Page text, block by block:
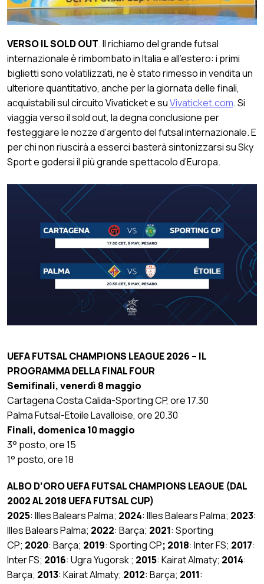
VERSO IL SOLD OUT. Il richiamo del grande futsal
internazionale è rimbombato in Italia e all’estero: i primi
biglietti sono volatilizzati, ne è stato rimesso in vendita un
ulteriore quantitativo, anche per la giornata delle finali,
acquistabili sul circuito Vivaticket e suVivaticket.com. Si
viaggia verso il sold out, la degna conclusione per
festeggiare le nozze d’argento del futsal internazionale. E
per chi non riuscirà a esserci basterà sintonizzarsi su Sky
Sport e godersi il più grande spettacolo d’Europa.
UEFA FUTSAL CHAMPIONS LEAGUE 2026 – IL
PROGRAMMA DELLA FINAL FOUR
Semifinali, venerdì 8 maggio
Cartagena Costa Calida-Sporting CP, ore 17.30
Palma Futsal-Etoile Lavalloise, ore 20.30
Finali, domenica 10 maggio
3° posto, ore 15
1° posto, ore 18
ALBO D’ORO UEFA FUTSAL CHAMPIONS LEAGUE (DAL
2002 AL 2018 UEFA FUTSAL CUP)
2025: Illes Balears Palma; 2024: llles Balears Palma; 2023:
llles Balears Palma; 2022: Barça; 2021: Sporting
CP; 2020: Barça; 2019: Sporting CP; 2018: Inter FS; 2017:
Inter FS; 2016: Ugra Yugorsk ; 2015: Kairat Almaty; 2014:
Barça; 2013: Kairat Almaty; 2012: Barça; 2011: